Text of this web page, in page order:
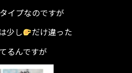
イプなのですが
少し
だけ違った
るんですが